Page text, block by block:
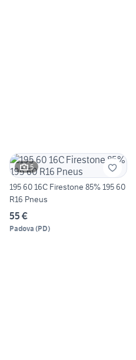
5
195 60 16C Firestone 85% 195 60
R16 Pneus
55 €
Padova (PD)